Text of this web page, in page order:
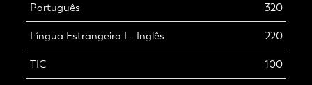
Português 320
Língua Estrangeira I - Inglês 220
TIC 100